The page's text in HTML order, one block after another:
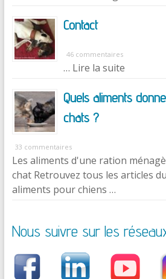
Contact
46 commentaires
… Lire la suite
Quels aliments
chats ?
33 commentaires
Les aliments d'une ration
chat Retrouvez tous les articles
aliments pour chiens …
Nous suivre sur les